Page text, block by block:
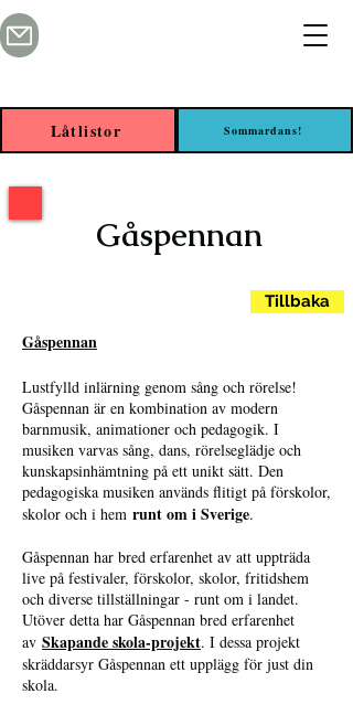
Låtlistor Sommardans!
Gåspennan
Tillbaka
Gåspennan
Lustfylld inlärning genom sång och rörelse!
Gåspennan är en kombination av modern
barnmusik, animationer och pedagogik. I
musiken varvas sång, dans, rörelseglädje och
kunskapsinhämtning på ett unikt sätt. Den
pedagogiska musiken används flitigt på förskolor,
skolor och i hem runt om i Sverige.
Gåspennan har bred erfarenhet av att uppträda
live på festivaler, förskolor, skolor, fritidshem
och diverse tillställningar - runt om i landet.
Utöver detta har Gåspennan bred erfarenhet
av Skapande skola-projekt. I dessa projekt
skräddarsyr Gåspennan ett upplägg för just din
skola.